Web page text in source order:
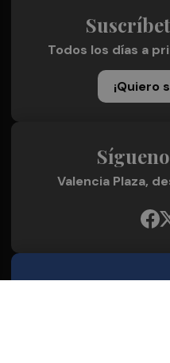
Todos los días a
¡Quiero
Valencia Plaza,